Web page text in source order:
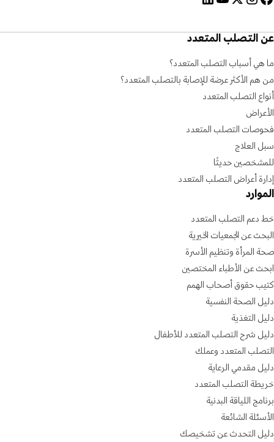
عن التصلب المتعدد
ما هي أسباب التصلب المتعدد؟
من هم الأكثر عرضة للإصابة بالتصلب المتعدد؟
أنواع التصلب المتعدد
الأعراض
فحوصات التصلب المتعدد
سبل العلاج
للمشخصين حديثًا
إدارة أعراض التصلب المتعدد
الموارد
خط دعم التصلب المتعدد
البحث عن الجمعيات الخيرية
صحة المرأة وتنظيم الأسرة
ابحث عن الأطباء المختصين
كتيب حقوق أصحاب الهمم
دليل الصحة النفسية
دليل التغذية
دليل شرح التصلب المتعدد للأطفال
التصلب المتعدد وعملك
دليل مقدمي الرعاية
خريطة التصلب المتعدد
برنامج اللياقة البدنية
الأسئلة الشائعة
دليل التحدث عن تشخيصك